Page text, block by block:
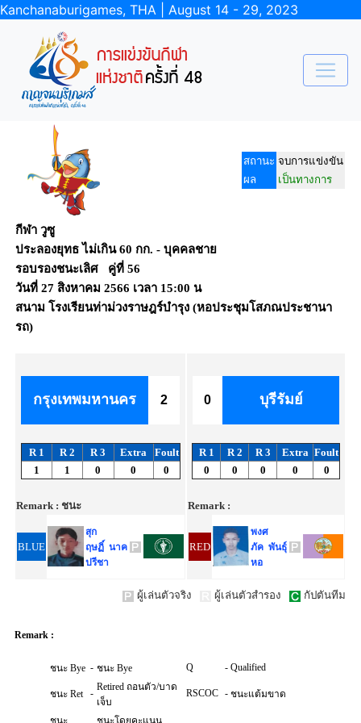
Kanchanaburigames, THA | August 14 - 29, 2023
สถานะ จบการแข่งขัน
ผล
เป็นทางการ
กีฬา วูซู
ประลองยุทธ ไม่เกิน 60 กก. - บุคคลชาย
รอบรองชนะเลิศ คู่ที่ 56
วันที่ 27 สิงหาคม 2566 เวลา 15:00 น
สนาม โรงเรียนท่าม่วงราษฎร์บำรุง (หอประชุมโสภณประชานา
รถ)
กรุงเทพมหานคร 2
R 1 R 2 R 3 Extra
Foult
1
1 0 0 0
Remark : ชนะ
BLUE
สุก
ฤษฏิ์ นาค
ปรีชา
0 บุรีรัมย์
R 1 R 2 R 3 Extra Foult
0
0 0 0 0
Remark :
RED
พงศ
ภัค พันธุ์
หอ
ผู้เล่นตัวจริง ผู้เล่นตัวสำรอง กัปตันทีม
Remark :
ชนะ Bye - ชนะ Bye Q - Qualified
ชนะ Ret -
Retired ถอนตัว/บาด
เจ็บ
RSCOC - ชนะแต้มขาด
ชนะ ชนะโดยคะแนน